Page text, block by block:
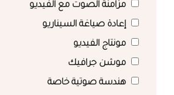
مزامنة الصوت مع الفيديو
إعادة صياغة السيناريو
مونتاج الفيديو
موشن جرافيك
هندسة صوتية خاصة